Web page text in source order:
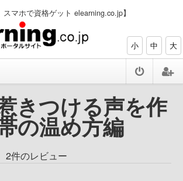
スマホで資格ゲット elearning.co.jp】
小 中 大
きつける声を作
の温め方編
2件のレビュー